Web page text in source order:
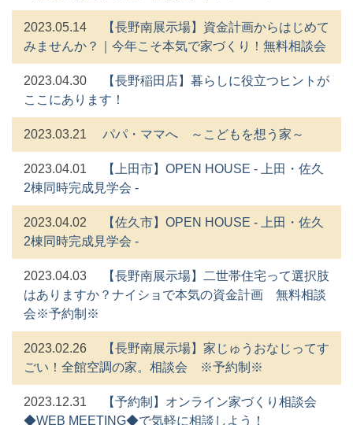
2023.05.14
【長野南展示場】資金計画からはじめて
みませんか？｜今年こそ本気で家づくり！無料相談会
2023.04.30
【長野稲田店】暮らしに役立つヒントが
ここにあります！
2023.03.21 パパ・ママへ ～こどもを想う家～
2023.04.01
【上田市】OPEN HOUSE - 上田・佐久
2棟同時完成見学会 -
2023.04.02
【佐久市】OPEN HOUSE - 上田・佐久
2棟同時完成見学会 -
2023.04.03
【長野南展示場】二世帯住宅って選択肢
はありますか？ナイショで本気の資金計画 無料相談
会※予約制※
2023.02.26
【長野南展示場】家じゅうおなじってす
ごい！全館空調の家。相談会 ※予約制※
2023.12.31
【予約制】オンライン家づくり相談会
◆WEB MEETING◆で気軽に相談しよう！